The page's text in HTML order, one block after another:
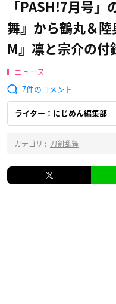
「PASH!7月号」
舞』から鶴丸＆
M』凛と宗介の付
ニュース
7
ライター：にじめん編集部
カテゴリ : 刀剣乱舞